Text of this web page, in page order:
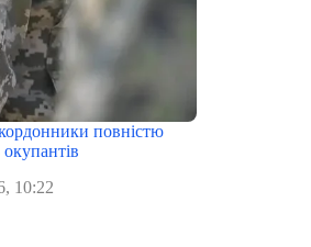
повністю
10:22